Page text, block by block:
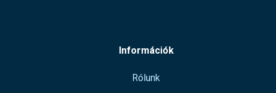
Információk
Rólunk